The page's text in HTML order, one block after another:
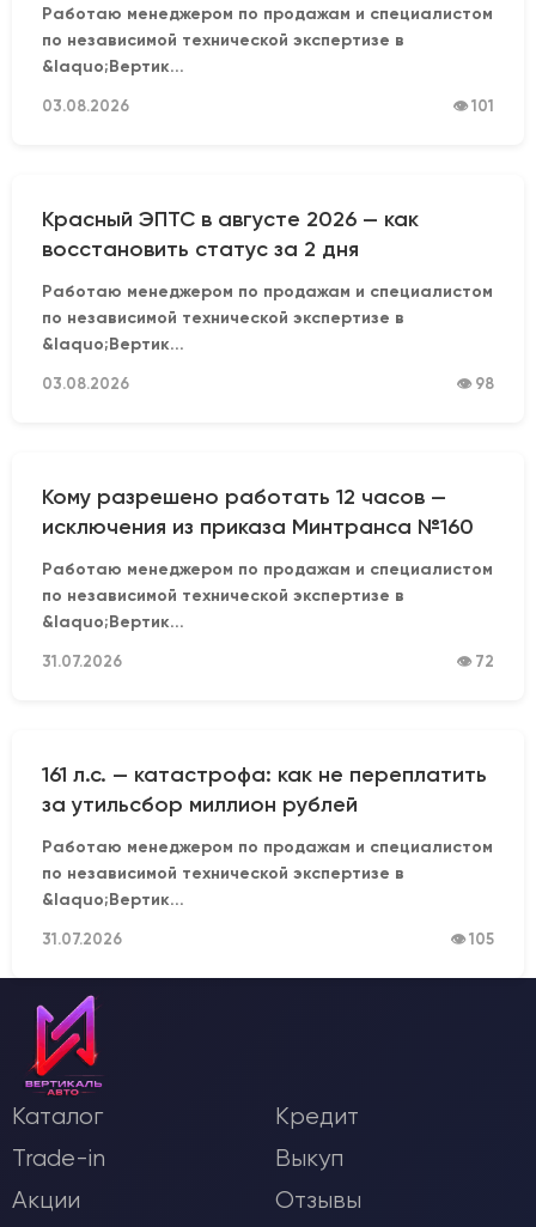
Работаю менеджером по продажам и специалистом
по независимой технической экспертизе в
&laquo;Вертик...
03.08.2026 👁 101
Красный ЭПТС в августе 2026 — как
восстановить статус за 2 дня
Работаю менеджером по продажам и специалистом
по независимой технической экспертизе в
&laquo;Вертик...
03.08.2026 👁 98
Кому разрешено работать 12 часов —
исключения из приказа Минтранса №160
Работаю менеджером по продажам и специалистом
по независимой технической экспертизе в
&laquo;Вертик...
31.07.2026 👁 72
161 л.с. — катастрофа: как не переплатить
за утильсбор миллион рублей
Работаю менеджером по продажам и специалистом
по независимой технической экспертизе в
&laquo;Вертик...
31.07.2026 👁 105
Каталог
Кредит
Trade-in
Выкуп
Акции
Отзывы